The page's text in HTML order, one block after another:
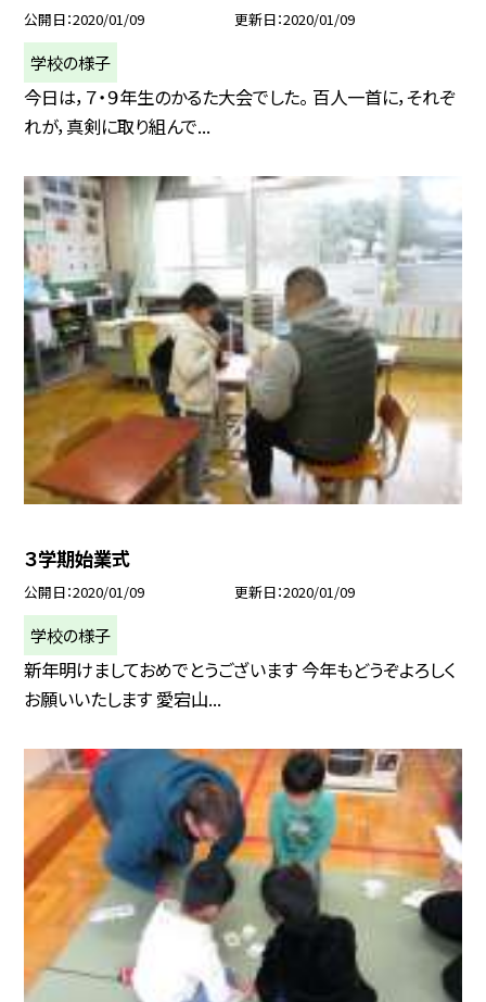
公開日 2020/01/09 更新日 2020/01/09
学校の様子
今日は，７・９年生のかるた大会でした。 百人一首に，それぞ
れが，真剣に取り組んで...
３学期始業式
公開日 2020/01/09 更新日 2020/01/09
学校の様子
新年明けましておめでとうございます 今年もどうぞよろしく
お願いいたします 愛宕山...